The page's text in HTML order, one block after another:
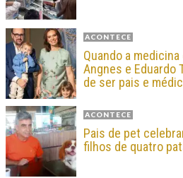
ACONTECE
Quando a
Angnes e Eduardo
de ser pais e
ACONTECE
Pais de pet
filhos de quatro